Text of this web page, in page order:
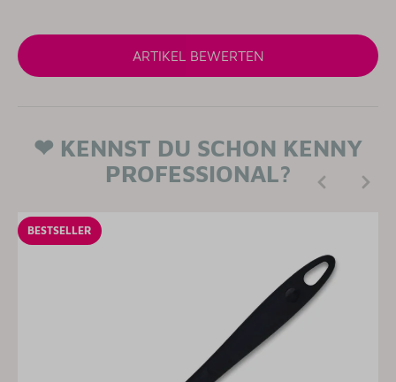
❤ KENNST DU SCHON KENNY
PROFESSIONAL?
BESTSELLER